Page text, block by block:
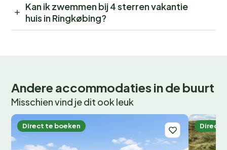
Kan ik zwemmen bij 4 sterren vakantie
huis in Ringkøbing?
Andere accommodaties in de buurt
Misschien vind je dit ook leuk
Direct te boeken Direct